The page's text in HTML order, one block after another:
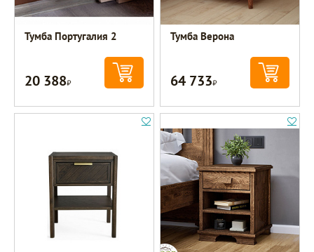
Тумба Португалия 2
20 388Р
Тумба Верона
64 733Р